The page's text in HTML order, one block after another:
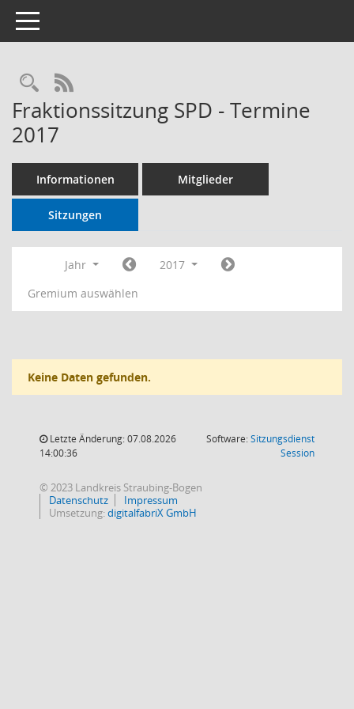
Toggle navigation
RSS-Feed
Fraktionssitzung SPD - Termine
2017
Informationen Mitglieder
Sitzungen
Jahr
2017
Gremium auswählen
Keine Daten gefunden.
Letzte Änderung: 07.08.2026
14:00:36
Software:Sitzungsdienst
Session(Wird in
© 2023 Landkreis Straubing-Bogen
Datenschutz
Impressum
Umsetzung:digitalfabriX GmbH